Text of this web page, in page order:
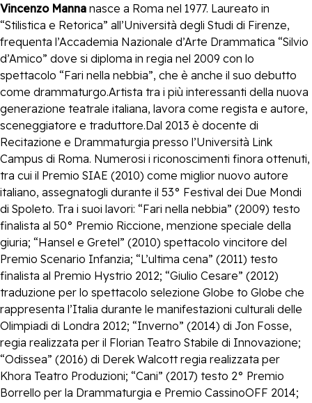
Vincenzo Manna nasce a Roma nel 1977. Laureato in
“Stilistica e Retorica” all’Università degli Studi di Firenze,
frequenta l’Accademia Nazionale d’Arte Drammatica “Silvio
d’Amico” dove si diploma in regia nel 2009 con lo
spettacolo “Fari nella nebbia”, che è anche il suo debutto
come drammaturgo.Artista tra i più interessanti della nuova
generazione teatrale italiana, lavora come regista e autore,
sceneggiatore e traduttore.Dal 2013 è docente di
Recitazione e Drammaturgia presso l’Università Link
Campus di Roma. Numerosi i riconoscimenti finora ottenuti,
tra cui il Premio SIAE (2010) come miglior nuovo autore
italiano, assegnatogli durante il 53° Festival dei Due Mondi
di Spoleto. Tra i suoi lavori: “Fari nella nebbia” (2009) testo
finalista al 50° Premio Riccione, menzione speciale della
giuria; “Hansel e Gretel” (2010) spettacolo vincitore del
Premio Scenario Infanzia; “L’ultima cena” (2011) testo
finalista al Premio Hystrio 2012; “Giulio Cesare” (2012)
traduzione per lo spettacolo selezione Globe to Globe che
rappresenta l’Italia durante le manifestazioni culturali delle
Olimpiadi di Londra 2012; “Inverno” (2014) di Jon Fosse,
regia realizzata per il Florian Teatro Stabile di Innovazione;
“Odissea” (2016) di Derek Walcott regia realizzata per
Khora Teatro Produzioni; “Cani” (2017) testo 2° Premio
Borrello per la Drammaturgia e Premio CassinoOFF 2014;